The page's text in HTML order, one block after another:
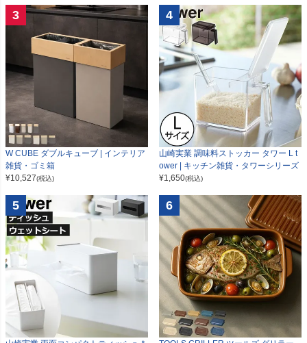
3
W CUBE ダブルキューブ | インテリア
雑貨・ゴミ箱
¥10,527(税込)
4
山崎実業 調味料ストッカー タワー L t
ower | キッチン雑貨・タワーシリーズ
¥1,650(税込)
5 6